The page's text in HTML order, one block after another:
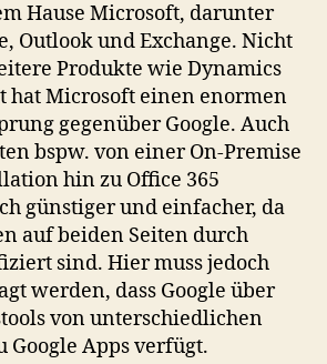
Hause Microsoft, darunter
Outlook und Exchange. Nicht
Produkte wie Dynamics
hat Microsoft einen enormen
gegenüber Google. Auch
bspw. von einer On-Premise
hin zu Office 365
günstiger und einfacher, da
auf beiden Seiten durch
sind. Hier muss jedoch
werden, dass Google über
von unterschiedlichen
Google Apps verfügt.